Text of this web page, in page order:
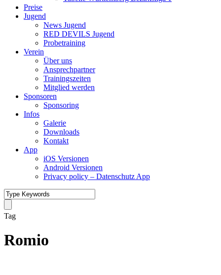
Preise
Jugend
News Jugend
RED DEVILS Jugend
Probetraining
Verein
Über uns
Ansprechpartner
Trainingszeiten
Mitglied werden
Sponsoren
Sponsoring
Infos
Galerie
Downloads
Kontakt
App
iOS Versionen
Android Versionen
Privacy policy – Datenschutz App
Tag
Romio